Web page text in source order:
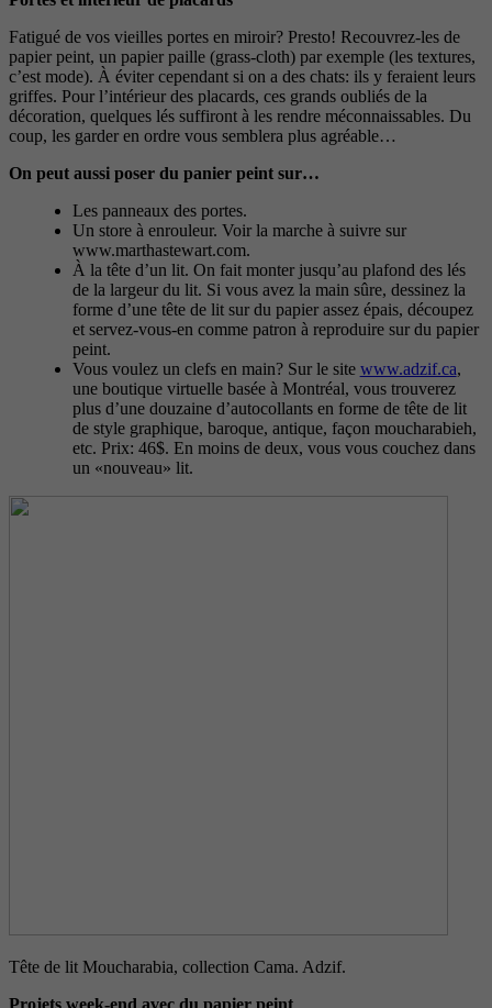
Fatigué de vos vieilles portes en miroir? Presto! Recouvrez-les de
papier peint, un papier paille (grass-cloth) par exemple (les textures,
c’est mode). À éviter cependant si on a des chats: ils y feraient leurs
griffes. Pour l’intérieur des placards, ces grands oubliés de la
décoration, quelques lés suffiront à les rendre méconnaissables. Du
coup, les garder en ordre vous semblera plus agréable…
On peut aussi poser du panier peint sur…
Les panneaux des portes.
Un store à enrouleur. Voir la marche à suivre sur
www.marthastewart.com.
À la tête d’un lit. On fait monter jusqu’au plafond des lés
de la largeur du lit. Si vous avez la main sûre, dessinez la
forme d’une tête de lit sur du papier assez épais, découpez
et servez-vous-en comme patron à reproduire sur du papier
peint.
Vous voulez un clefs en main? Sur le site www.adzif.ca,
une boutique virtuelle basée à Montréal, vous trouverez
plus d’une douzaine d’autocollants en forme de tête de lit
de style graphique, baroque, antique, façon moucharabieh,
etc. Prix: 46$. En moins de deux, vous vous couchez dans
un «nouveau» lit.
Tête de lit Moucharabia, collection Cama. Adzif.
Projets week-end avec du papier peint